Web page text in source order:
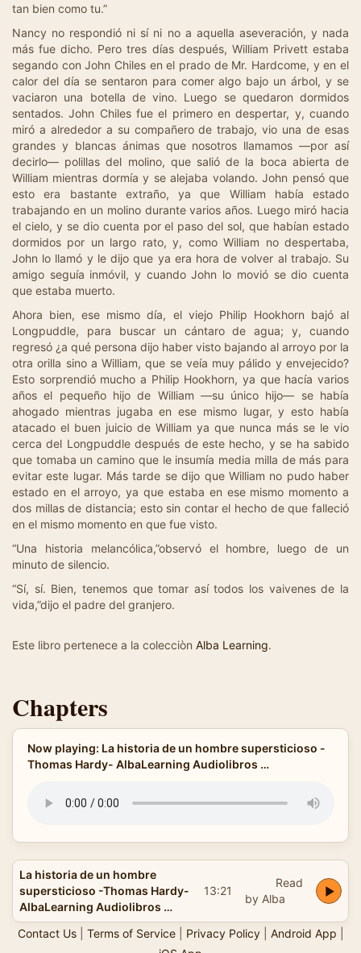
tan bien como tu.”
Nancy no respondió ni sí ni no a aquella aseveración, y nada
más fue dicho. Pero tres días después, William Privett estaba
segando con John Chiles en el prado de Mr. Hardcome, y en el
calor del día se sentaron para comer algo bajo un árbol, y se
vaciaron una botella de vino. Luego se quedaron dormidos
sentados. John Chiles fue el primero en despertar, y, cuando
miró a alrededor a su compañero de trabajo, vio una de esas
grandes y blancas ánimas que nosotros llamamos —por así
decirlo— polillas del molino, que salió de la boca abierta de
William mientras dormía y se alejaba volando. John pensó que
esto era bastante extraño, ya que William había estado
trabajando en un molino durante varios años. Luego miró hacia
el cielo, y se dio cuenta por el paso del sol, que habían estado
dormidos por un largo rato, y, como William no despertaba,
John lo llamó y le dijo que ya era hora de volver al trabajo. Su
amigo seguía inmóvil, y cuando John lo movió se dio cuenta
que estaba muerto.
Ahora bien, ese mismo día, el viejo Philip Hookhorn bajó al
Longpuddle, para buscar un cántaro de agua; y, cuando
regresó ¿a qué persona dijo haber visto bajando al arroyo por la
otra orilla sino a William, que se veía muy pálido y envejecido?
Esto sorprendió mucho a Philip Hookhorn, ya que hacía varios
años el pequeño hijo de William —su único hijo— se había
ahogado mientras jugaba en ese mismo lugar, y esto había
atacado el buen juicio de William ya que nunca más se le vio
cerca del Longpuddle después de este hecho, y se ha sabido
que tomaba un camino que le insumía media milla de más para
evitar este lugar. Más tarde se dijo que William no pudo haber
estado en el arroyo, ya que estaba en ese mismo momento a
dos millas de distancia; esto sin contar el hecho de que falleció
en el mismo momento en que fue visto.
“Una historia melancólica,”observó el hombre, luego de un
minuto de silencio.
“Sí, sí. Bien, tenemos que tomar así todos los vaivenes de la
vida,”dijo el padre del granjero.
Este libro pertenece a la colecciòn Alba Learning.
Chapters
Now playing: La historia de un hombre supersticioso -
Thomas Hardy- AlbaLearning Audiolibros …
La historia de un hombre
supersticioso -Thomas Hardy-
AlbaLearning Audiolibros …
13:21
Read
by Alba
Contact Us| Terms of Service| Privacy Policy| Android App